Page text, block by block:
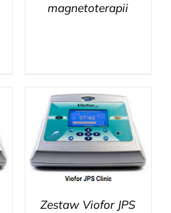
magnetoterapii
Zestaw Viofor JPS